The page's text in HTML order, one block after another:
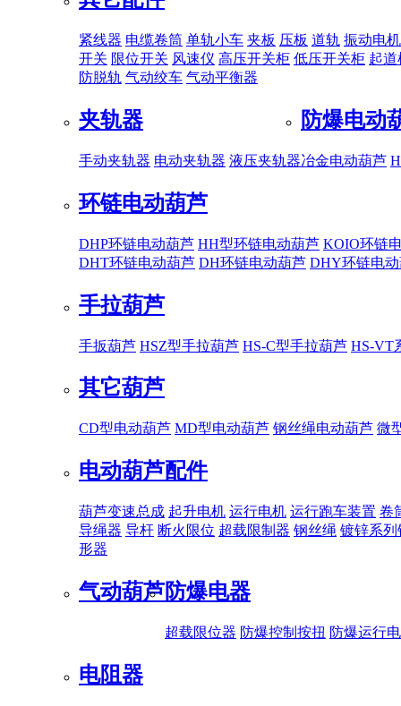
紧线器 电缆卷筒 单轨小车 夹板 压板 道轨 振动电机
开关 限位开关 风速仪 高压开关柜 低压开关柜 起道
防脱轨 气动绞车 气动平衡器
夹轨器
手动夹轨器 电动夹轨器 液压夹轨器
防爆电动
冶金电动葫芦
环链电动葫芦
DHP环链电动葫芦 HH型环链电动葫芦 KOIO环链
DHT环链电动葫芦 DH环链电动葫芦 DHY环链电
手拉葫芦
手扳葫芦 HSZ型手拉葫芦 HS-C型手拉葫芦 HS-VT
其它葫芦
CD型电动葫芦 MD型电动葫芦 钢丝绳电动葫芦 微
电动葫芦配件
葫芦变速总成 起升电机 运行电机 运行跑车装置 卷
导绳器 导杆 断火限位 超载限制器 钢丝绳 镀锌系列
形器
气动葫芦防爆电器
超载限位器 防爆控制按扭 防爆运行
电阻器